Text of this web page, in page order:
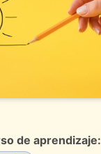
de aprendizaje: